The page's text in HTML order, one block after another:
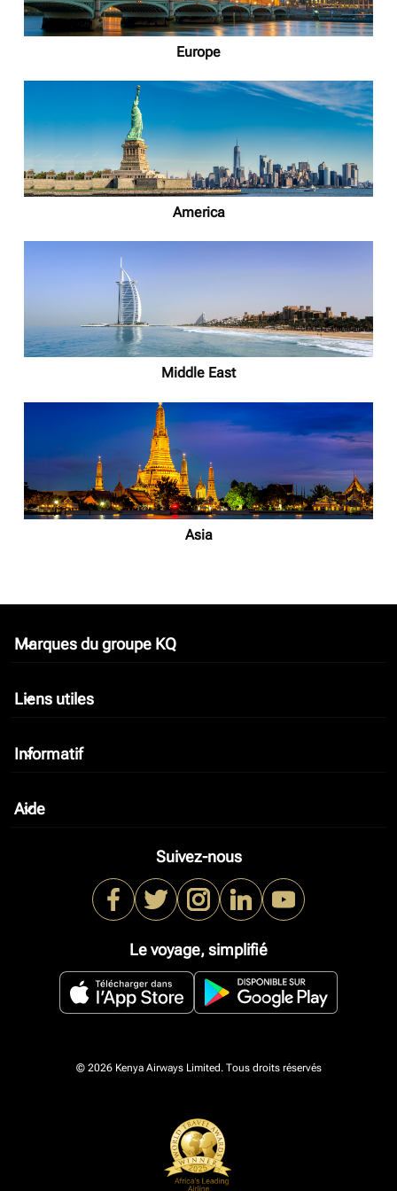
Europe
America
Middle East
Asia
Marques du groupe KQ
keyboard_arrow_down
Liens utiles
keyboard_arrow_down
Informatif
keyboard_arrow_down
Aide
keyboard_arrow_down
Suivez-nous
Le voyage, simplifié
© 2026 Kenya Airways Limited. Tous droits réservés